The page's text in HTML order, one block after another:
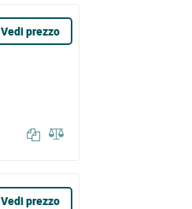
Vedi prezzo
Vedi prezzo